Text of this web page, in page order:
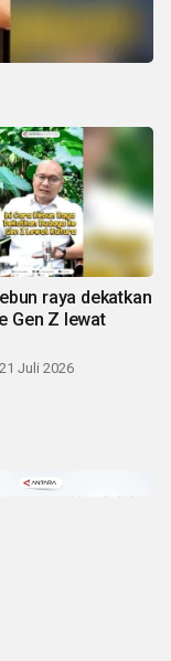
raya dekatkan
Gen Z lewat
Juli 2026